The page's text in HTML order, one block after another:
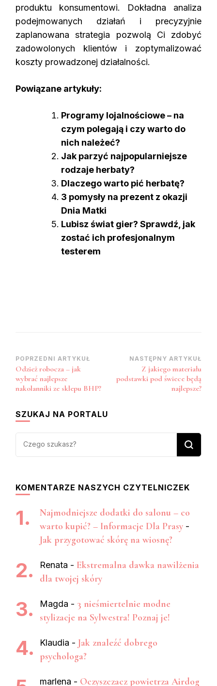
produktu konsumentowi. Dokładna analiza
podejmowanych działań i precyzyjnie
zaplanowana strategia pozwolą Ci zdobyć
zadowolonych klientów i zoptymalizować
koszty prowadzonej działalności.
Powiązane artykuły:
Programy lojalnościowe – na
czym polegają i czy warto do
nich należeć?
Jak parzyć najpopularniejsze
rodzaje herbaty?
Dlaczego warto pić herbatę?
3 pomysły na prezent z okazji
Dnia Matki
Lubisz świat gier? Sprawdź, jak
zostać ich profesjonalnym
testerem
Zobacz
wpisy
POPRZEDNI ARTYKUŁ
Odzież robocza – jak
wybrać najlepsze
nakolanniki ze sklepu BHP?
NASTĘPNY ARTYKUŁ
Z jakiego materiału
podstawki pod świece będą
najlepsze?
SZUKAJ NA PORTALU
Szukasz
czegoś?
KOMENTARZE NASZYCH CZYTELNICZEK
Najmodniejsze dodatki do salonu – co
warto kupić? – Informacje Dla Prasy -
Jak przygotować skórę na wiosnę?
Renata - Ekstremalna dawka nawilżenia
dla twojej skóry
Magda - 3 nieśmiertelnie modne
stylizacje na Sylwestra! Poznaj je!
Klaudia - Jak znaleźć dobrego
psychologa?
marlena - Oczyszczacz powietrza Airdog